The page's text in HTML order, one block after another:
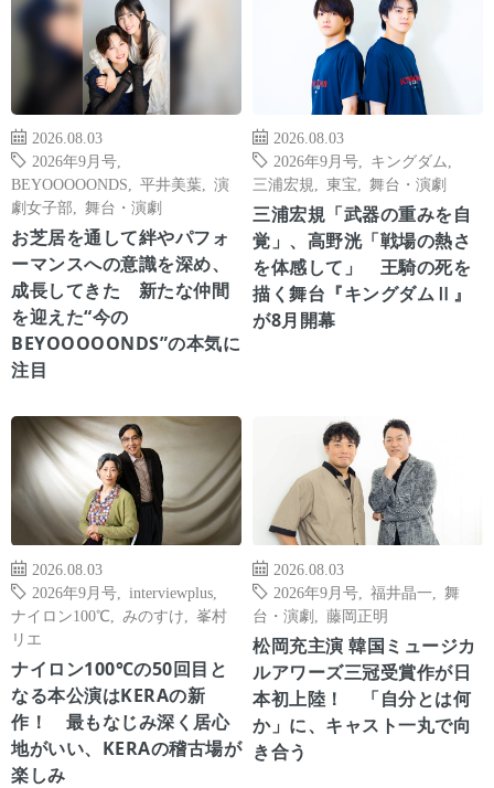
2026.08.03
2026年9月号
BEYOOOOONDS
平井美葉
演
劇女子部
舞台・演劇
お芝居を通して絆やパフォ
ーマンスへの意識を深め、
成長してきた 新たな仲間
を迎えた“今の
BEYOOOOONDS”の本気に
注目
2026.08.03
2026年9月号
キングダム
三浦宏規
東宝 舞台・演劇
三浦宏規「武器の重みを自
覚」、高野洸「戦場の熱さ
を体感して」 王騎の死を
描く舞台『キングダムⅡ』
が8月開幕
2026.08.03
2026年9月号
interviewplus
ナイロン100℃
みのすけ
峯村
リエ
ナイロン100℃の50回目と
なる本公演はKERAの新
作！ 最もなじみ深く居心
地がいい、KERAの稽古場が
楽しみ
2026.08.03
2026年9月号
福井晶一
舞
台・演劇
藤岡正明
松岡充主演 韓国ミュージカ
ルアワーズ三冠受賞作が日
本初上陸！ 「自分とは何
か」に、キャスト一丸で向
き合う